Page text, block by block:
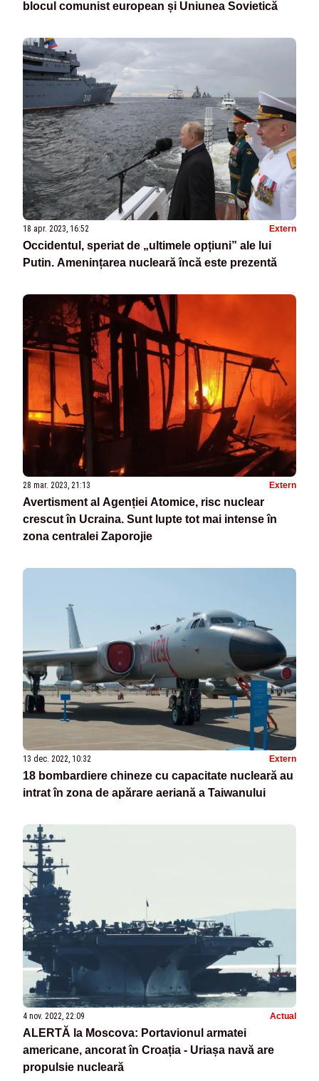
blocul comunist european și Uniunea Sovietică
18 apr. 2023, 16:52 Extern
Occidentul, speriat de „ultimele opțiuni” ale lui
Putin. Amenințarea nucleară încă este prezentă
28 mar. 2023, 21:13 Extern
Avertisment al Agenției Atomice, risc nuclear
crescut în Ucraina. Sunt lupte tot mai intense în
zona centralei Zaporojie
13 dec. 2022, 10:32 Extern
18 bombardiere chineze cu capacitate nucleară au
intrat în zona de apărare aeriană a Taiwanului
4 nov. 2022, 22:09 Actual
ALERTĂ la Moscova: Portavionul armatei
americane, ancorat în Croația - Uriașa navă are
propulsie nucleară